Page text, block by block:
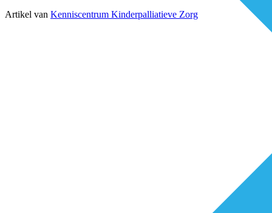
Artikel van Kenniscentrum Kinderpalliatieve Zorg